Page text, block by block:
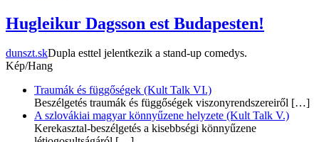
Hugleikur Dagsson est Budapesten!
dunszt.skDupla esttel jelentkezik a stand-up comedys.
Kép/Hang
Traumák és függőségek (Kult Talk VI.)
Beszélgetés traumák és függőségek viszonyrendszereiről […]
A szlovákiai magyar könnyűzene helyzete (Kult Talk V.)
Kerekasztal-beszélgetés a kisebbségi könnyűzene